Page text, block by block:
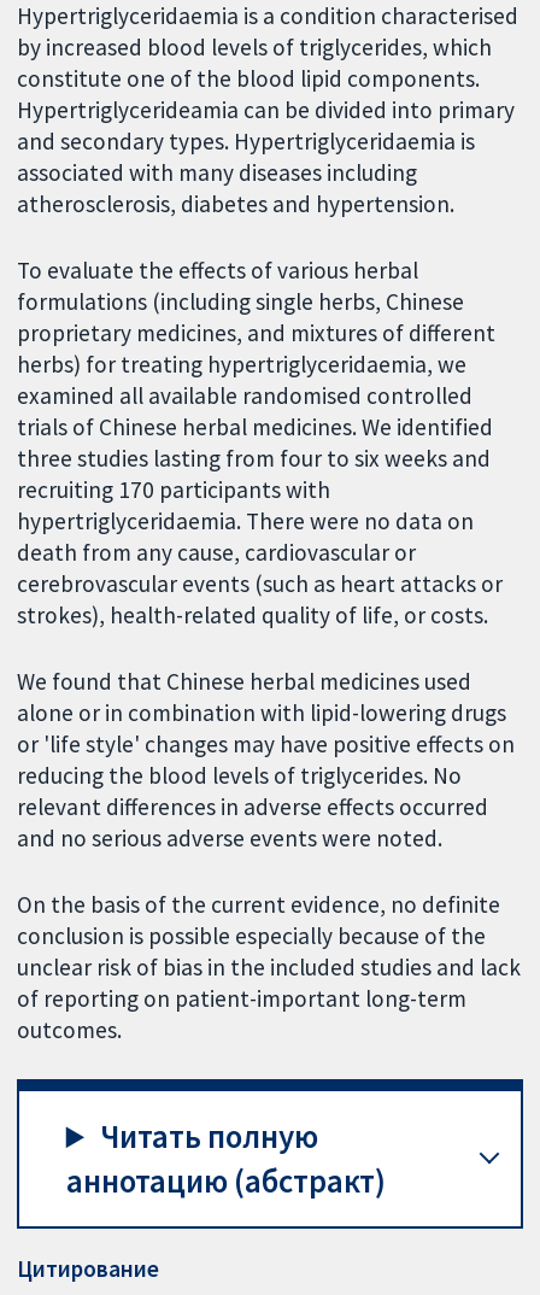
Hypertriglyceridaemia is a condition characterised
by increased blood levels of triglycerides, which
constitute one of the blood lipid components.
Hypertriglycerideamia can be divided into primary
and secondary types. Hypertriglyceridaemia is
associated with many diseases including
atherosclerosis, diabetes and hypertension.
To evaluate the effects of various herbal
formulations (including single herbs, Chinese
proprietary medicines, and mixtures of different
herbs) for treating hypertriglyceridaemia, we
examined all available randomised controlled
trials of Chinese herbal medicines. We identified
three studies lasting from four to six weeks and
recruiting 170 participants with
hypertriglyceridaemia. There were no data on
death from any cause, cardiovascular or
cerebrovascular events (such as heart attacks or
strokes), health-related quality of life, or costs.
We found that Chinese herbal medicines used
alone or in combination with lipid-lowering drugs
or 'life style' changes may have positive effects on
reducing the blood levels of triglycerides. No
relevant differences in adverse effects occurred
and no serious adverse events were noted.
On the basis of the current evidence, no definite
conclusion is possible especially because of the
unclear risk of bias in the included studies and lack
of reporting on patient-important long-term
outcomes.
Читать полную
аннотацию (абстракт)
Цитирование